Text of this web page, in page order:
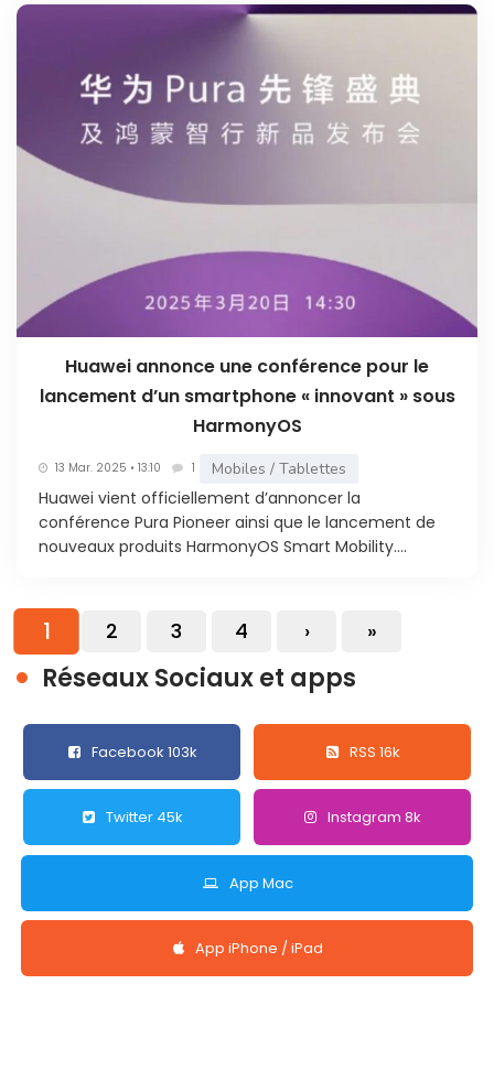
Huawei annonce une conférence pour le
lancement d’un smartphone « innovant » sous
HarmonyOS
13 Mar. 2025 • 13:10 1 Mobiles / Tablettes
Huawei vient officiellement d’annoncer la
conférence Pura Pioneer ainsi que le lancement de
nouveaux produits HarmonyOS Smart Mobility....
1 2 3 4 › »
Réseaux Sociaux et apps
Facebook 103k RSS 16k
Twitter 45k Instagram 8k
App Mac
App iPhone / iPad